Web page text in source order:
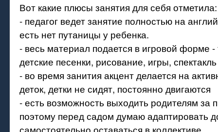
Вот какие плюсы занятия для себя отметила:
- педагог ведет занятие полностью на
есть нет путаницы у ребенка.
- весь материал подается в игровой форме
детские песенки, рисование, игры,
- во время занития акцент делается на
деток, детки не сидят, постоянно двигаются
- есть возможность выходить родителям за
поэтому перед садом думаю адаптировать
самостоятельно оставаться в коллективе.